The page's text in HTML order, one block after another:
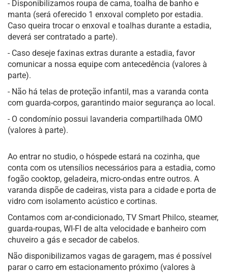
- Disponibilizamos roupa de cama, toalha de banho e
manta (será oferecido 1 enxoval completo por estadia.
Caso queira trocar o enxoval e toalhas durante a estadia,
deverá ser contratado a parte).
- Caso deseje faxinas extras durante a estadia, favor
comunicar a nossa equipe com antecedência (valores à
parte).
- Não há telas de proteção infantil, mas a varanda conta
com guarda-corpos, garantindo maior segurança ao local.
- O condomínio possui lavanderia compartilhada OMO
(valores à parte).
Ao entrar no studio, o hóspede estará na cozinha, que
conta com os utensílios necessários para a estadia, como
fogão cooktop, geladeira, micro-ondas entre outros. A
varanda dispõe de cadeiras, vista para a cidade e porta de
vidro com isolamento acústico e cortinas.
Contamos com ar-condicionado, TV Smart Philco, steamer,
guarda-roupas, WI-FI de alta velocidade e banheiro com
chuveiro a gás e secador de cabelos.
Não disponibilizamos vagas de garagem, mas é possível
parar o carro em estacionamento próximo (valores à